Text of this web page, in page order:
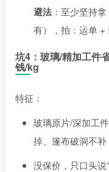
避法 ：至少坚持拿
有），拍：运单 +
坑4：玻璃/精加工件
钱/kg
特征：
玻璃原片/深加工
掉、篷布破洞不补
没保价，只口头说